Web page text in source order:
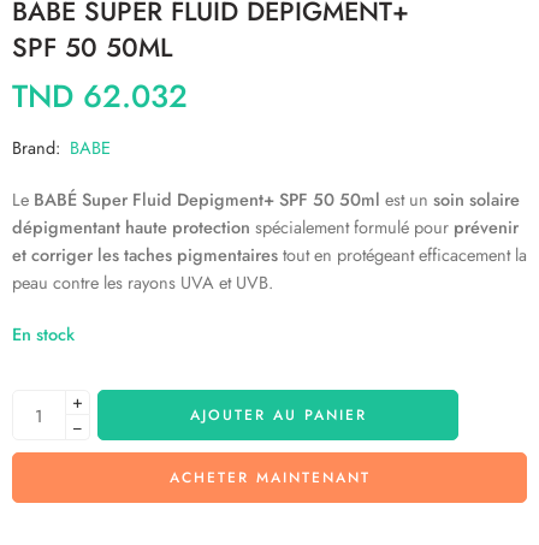
BABE SUPER FLUID DEPIGMENT+
SPF 50 50ML
TND 62.032
Brand: BABE
Le BABÉ Super Fluid Depigment+ SPF 50 50ml est un soin solaire
dépigmentant haute protection spécialement formulé pour prévenir
et corriger les taches pigmentairestout en protégeant efficacement la
peau contre les rayons UVA et UVB.
En stock
+
−
AJOUTER AU PANIER
ACHETER MAINTENANT